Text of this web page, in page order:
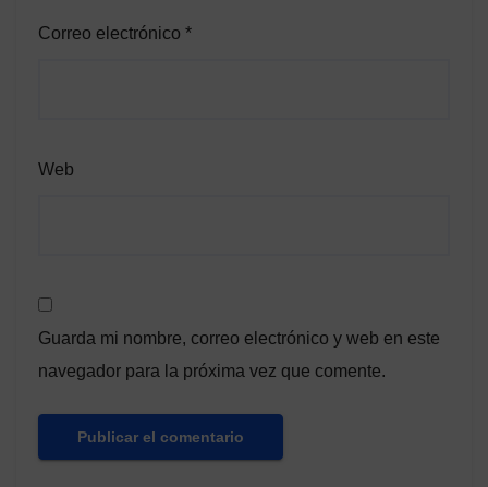
Correo electrónico *
Web
Guarda mi nombre, correo electrónico y web en este
navegador para la próxima vez que comente.